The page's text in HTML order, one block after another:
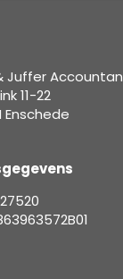
Juffer
11-22
Enschede